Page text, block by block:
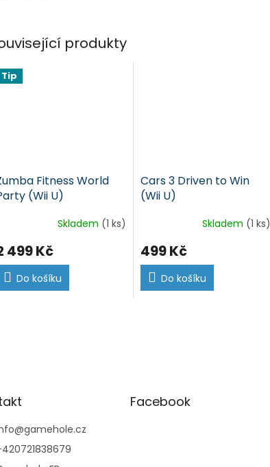
produkty
Tip
Fitness World
(Wii U)
Skladem (1 ks)
499 Kč
Do košíku
Cars 3 Driven to Win
(Wii U)
Skladem (1 ks)
499 Kč
Do košíku
@gamehole.cz
Facebook